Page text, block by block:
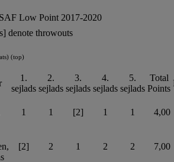
Low Point 2017-2020
denote throwouts
(top)
1.
sejlads
2.
sejlads
3.
sejlads
4.
sejlads
5.
sejlads
Total
Points
1 1 [2] 1 1 4,00
[2] 2 1 2 2 7,00